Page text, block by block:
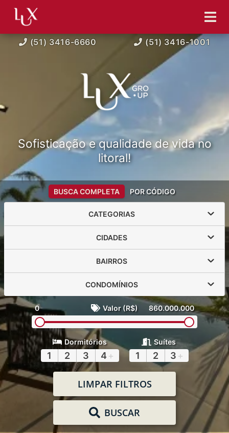
(51) 3416-6660 (51) 3416-1001
Sofisticação e qualidade de vida no
litoral!
BUSCA COMPLETA POR CÓDIGO
CATEGORIAS
CIDADES
BAIRROS
CONDOMÍNIOS
0 Valor (R$) 860.000.000
Dormitórios
1 2 3 4 +
Suítes
1 2 3 +
LIMPAR FILTROS
BUSCAR